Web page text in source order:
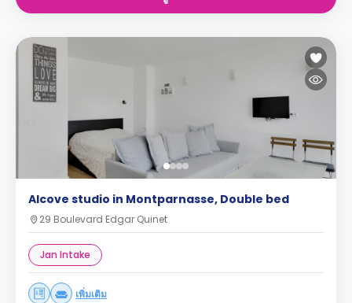
Alcove studio in Montparnasse, Double bed
29 Boulevard Edgar Quinet
Jan Intake
เพิ่มเติม